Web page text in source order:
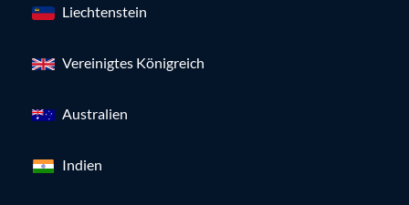
Liechtenstein
Vereinigtes Königreich
Australien
Indien